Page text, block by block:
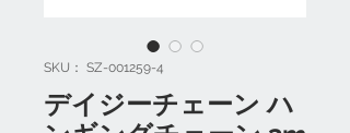
SKU： SZ-001259-4
デイジーチェーン ハ